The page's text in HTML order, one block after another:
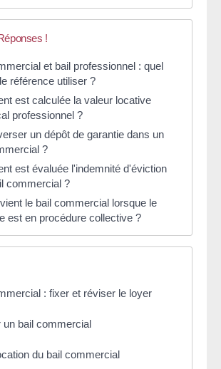
!
et bail professionnel : quel
référence utiliser ?
est calculée la valeur locative
professionnel ?
un dépôt de garantie dans un
?
est évaluée l'indemnité d'éviction
commercial ?
le bail commercial lorsque le
est en procédure collective ?
: fixer et réviser le loyer
un bail commercial
du bail commercial